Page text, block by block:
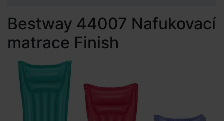
Bestway 44007 Nafukovací
matrace Finish